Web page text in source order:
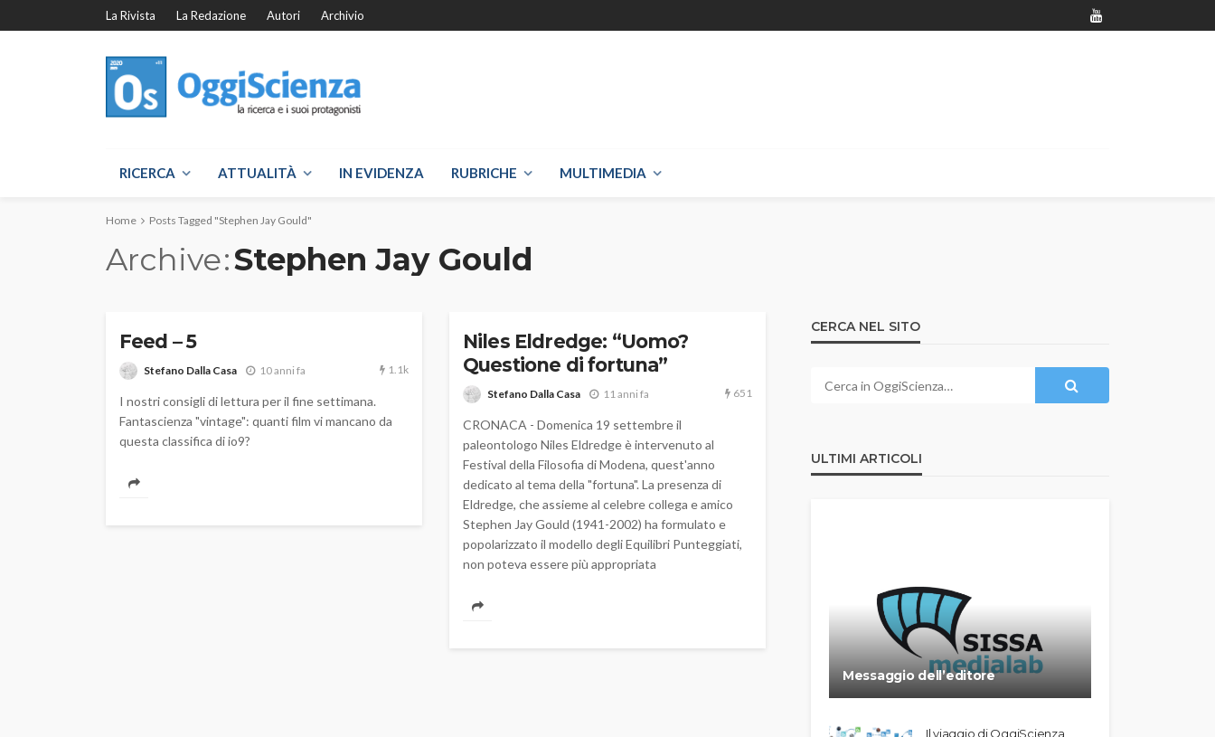
La Rivista La Redazione Autori Archivio
RICERCA ATTUALITÀ IN EVIDENZA RUBRICHE MULTIMEDIA
Home Posts Tagged "Stephen Jay Gould"
Archive Stephen Jay Gould
Feed – 5
Stefano Dalla Casa 10 anni fa 1.1k
I nostri consigli di lettura per il fine settimana.
Fantascienza "vintage": quanti film vi mancano da
questa classifica di io9?
Niles Eldredge: “Uomo?
Questione di fortuna”
Stefano Dalla Casa 11 anni fa 651
CRONACA - Domenica 19 settembre il
paleontologo Niles Eldredge è intervenuto al
Festival della Filosofia di Modena, quest'anno
dedicato al tema della "fortuna". La presenza di
Eldredge, che assieme al celebre collega e amico
Stephen Jay Gould (1941-2002) ha formulato e
popolarizzato il modello degli Equilibri Punteggiati,
non poteva essere più appropriata
CERCA NEL SITO
ULTIMI ARTICOLI
Messaggio dell’editore
Il viaggio di OggiScienza